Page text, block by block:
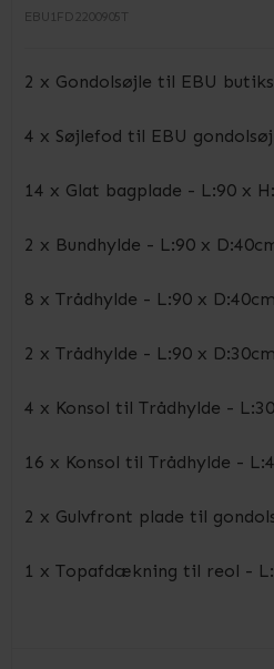
EBU1FD2200905T
2 x Gondolsøjle til EBU
4 x Søjlefod til EBU
14 x Glat bagplade - L:90 x
2 x Bundhylde - L:90 x
8 x Trådhylde - L:90 x D:40cm
2 x Trådhylde - L:90 x D:30cm
4 x Konsol til Trådhylde -
16 x Konsol til Trådhylde -
2 x Gulvfront plade til
1 x Topafdækning til reol -